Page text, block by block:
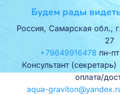
Будем рады
Россия, Самарская обл.,
27
+79649916478 пн-
Консультант (секретарь) |
оплата/
aqua-